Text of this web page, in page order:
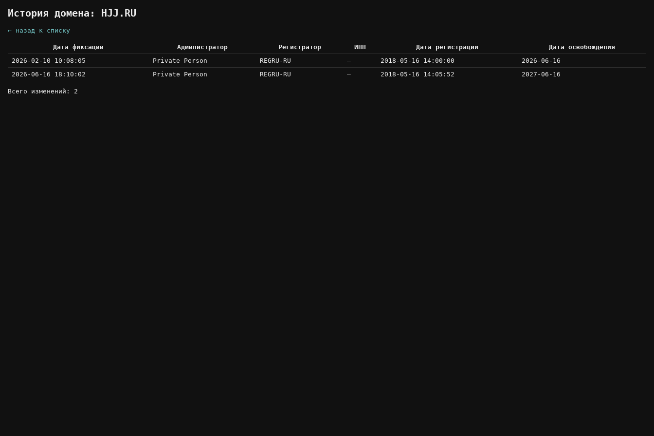
История домена: HJJ.RU
← назад к списку
Дата фиксации Администратор Регистратор ИНН Дата регистрации
Дата освобождения
2026-02-10 10:08:05
Private Person REGRU-RU — 2018-05-16 14:00:00
2026-06-16
2026-06-16 18:10:02
Private Person REGRU-RU — 2018-05-16 14:05:52 2027-06-16
Всего изменений: 2